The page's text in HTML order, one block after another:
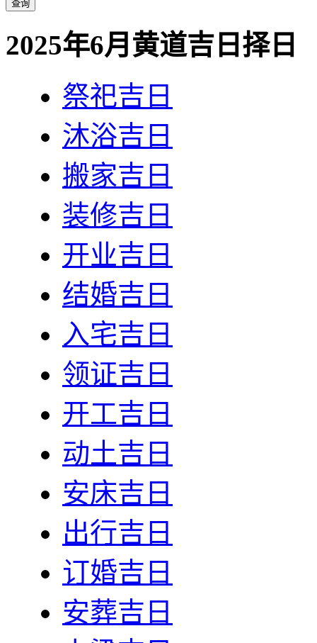
2025年6月黄道吉日择日
祭祀吉日
沐浴吉日
搬家吉日
装修吉日
开业吉日
结婚吉日
入宅吉日
领证吉日
开工吉日
动土吉日
安床吉日
出行吉日
订婚吉日
安葬吉日